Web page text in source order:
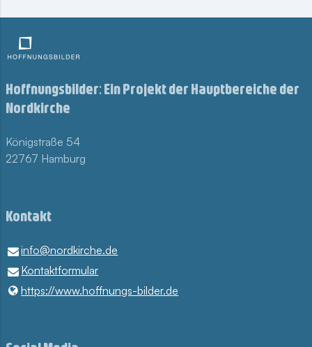
Hoffnungsbilder: Ein Projekt der Hauptbereiche der
Nordkirche
Königstraße 54
22767 Hamburg
Kontakt
info@​nordkirche.​de
Kontaktformular
https://www.​hoffnungs-bilder.​de